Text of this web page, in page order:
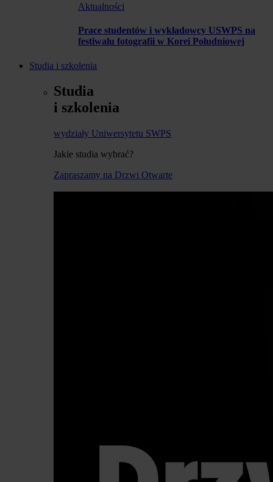
Aktualności
Prace studentów i wykładowcy USWPS na
festiwalu fotografii w Korei Południowej
Studia i szkolenia
Studia
i szkolenia
wydziały Uniwersytetu SWPS
Jakie studia wybrać?
Zapraszamy na Drzwi Otwarte